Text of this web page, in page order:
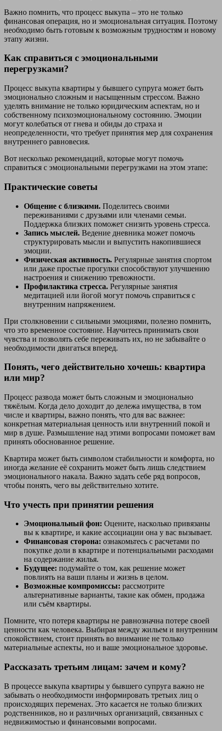
Важно помнить, что процесс выкупа – это не только
финансовая операция, но и эмоциональная ситуация. Поэтому
необходимо быть готовым к возможным трудностям и новому
этапу жизни.
Как справиться с эмоциональными
перегрузками?
Процесс выкупа квартиры у бывшего супруга может быть
эмоционально сложным и насыщенным стрессом. Важно
уделять внимание не только юридическим аспектам, но и
собственному психоэмоциональному состоянию. Эмоции
могут колебаться от гнева и обиды до страха и
неопределенности, что требует принятия мер для сохранения
внутреннего равновесия.
Вот несколько рекомендаций, которые могут помочь
справиться с эмоциональными перегрузками на этом этапе:
Практические советы
Общение с близкими. Поделитесь своими
переживаниями с друзьями или членами семьи.
Поддержка близких поможет снизить уровень стресса.
Запись мыслей. Ведение дневника может помочь
структурировать мысли и выпустить накопившиеся
эмоции.
Физическая активность. Регулярные занятия спортом
или даже простые прогулки способствуют улучшению
настроения и снижению тревожности.
Профилактика стресса. Регулярные занятия
медитацией или йогой могут помочь справиться с
внутренним напряжением.
При столкновении с сильными эмоциями, полезно помнить,
что это временное состояние. Научитесь принимать свои
чувства и позволять себе переживать их, но не забывайте о
необходимости двигаться вперед.
Понять, чего действительно хочешь: квартира
или мир?
Процесс развода может быть сложным и эмоционально
тяжёлым. Когда дело доходит до дележа имущества, в том
числе и квартиры, важно понять, что для вас важнее:
конкретная материальная ценность или внутренний покой и
мир в душе. Размышление над этими вопросами поможет вам
принять обоснованное решение.
Квартира может быть символом стабильности и комфорта, но
иногда желание её сохранить может быть лишь следствием
эмоционального накала. Важно задать себе ряд вопросов,
чтобы понять, чего вы действительно хотите.
Что учесть при принятии решения
Эмоциональный фон: Оцените, насколько привязаны
вы к квартире, и какие ассоциации она у вас вызывает.
Финансовая сторона: ознакомьтесь с расчетами по
покупке доли в квартире и потенциальными расходами
на содержание жилья.
Будущее: подумайте о том, как решение может
повлиять на ваши планы и жизнь в целом.
Возможные компромиссы: рассмотрите
альтернативные варианты, такие как обмен, продажа
или съём квартиры.
Помните, что потеря квартиры не равнозначна потере своей
ценности как человека. Выбирая между жильем и внутренним
спокойствием, стоит принять во внимание не только
материальные аспекты, но и ваше эмоциональное здоровье.
Рассказать третьим лицам: зачем и кому?
В процессе выкупа квартиры у бывшего супруга важно не
забывать о необходимости информировать третьих лиц о
происходящих переменах. Это касается не только близких
родственников, но и различных организаций, связанных с
недвижимостью и финансовыми вопросами.